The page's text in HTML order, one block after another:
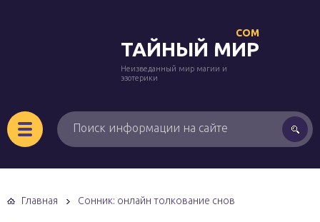
ТАЙНЫЙ МИР
COM
Неизведанный мир магии и
эзотерики
Главная Сонник: онлайн толкование снов